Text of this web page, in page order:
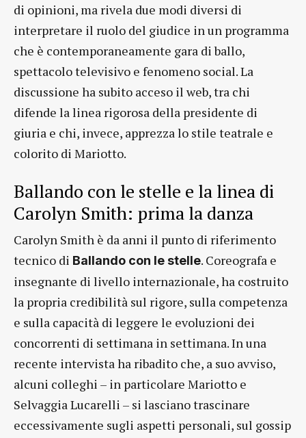
di opinioni, ma rivela due modi diversi di
interpretare il ruolo del giudice in un programma
che è contemporaneamente gara di ballo,
spettacolo televisivo e fenomeno social. La
discussione ha subito acceso il web, tra chi
difende la linea rigorosa della presidente di
giuria e chi, invece, apprezza lo stile teatrale e
colorito di Mariotto.
Ballando con le stelle e la linea di
Carolyn Smith: prima la danza
Carolyn Smith è da anni il punto di riferimento
tecnico di Ballando con le stelle. Coreografa e
insegnante di livello internazionale, ha costruito
la propria credibilità sul rigore, sulla competenza
e sulla capacità di leggere le evoluzioni dei
concorrenti di settimana in settimana. In una
recente intervista ha ribadito che, a suo avviso,
alcuni colleghi – in particolare Mariotto e
Selvaggia Lucarelli – si lasciano trascinare
eccessivamente sugli aspetti personali, sul gossip